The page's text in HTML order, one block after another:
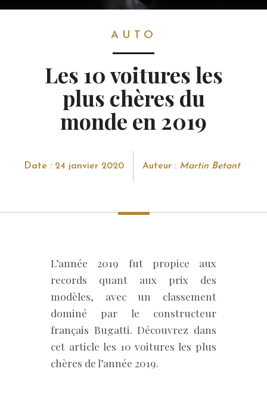
AUTO
Les 10 voitures les
plus chères du
monde en 2019
Date : 24 janvier 2020 Auteur : Martin Betant
L’année 2019 fut propice aux
records quant aux prix des
modèles, avec un classement
dominé par le constructeur
français Bugatti. Découvrez dans
cet article les 10 voitures les plus
chères de l’année 2019.